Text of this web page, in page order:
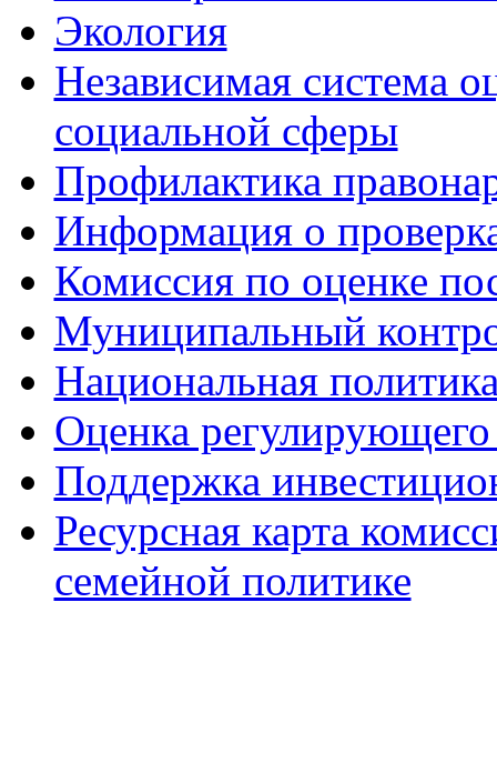
Экология
Независимая система
социальной сферы
Профилактика
Информация о
Комиссия по оценке
Муниципальный
Национальная
Оценка регулирующего
Поддержка
Ресурсная карта
семейной политике